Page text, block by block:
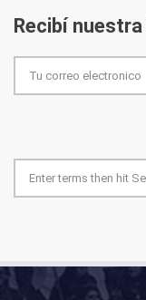
Recibí
Formulario